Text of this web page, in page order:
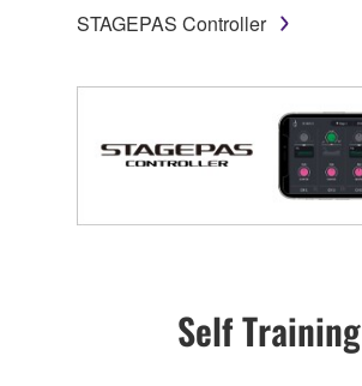
STAGEPAS Controller
Self Training